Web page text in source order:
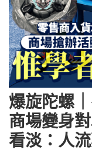
爆旋陀螺
商場變身
看淡：人流